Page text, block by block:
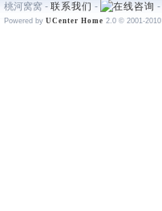
桃河窝窝 - 联系我们 - -
Powered by UCenter Home 2.0 © 2001-2010